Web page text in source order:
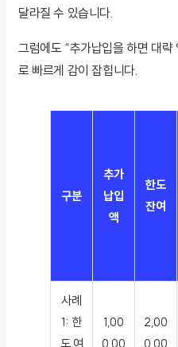
달라질 수 있습니다.
그럼에도 “추가납입을 하면 대
로 빠르게 감이 잡힙니다.
구분
추가
납입
액
한도
잔여
사례
1: 한
도 여
1,00
0,00
2,00
0,00